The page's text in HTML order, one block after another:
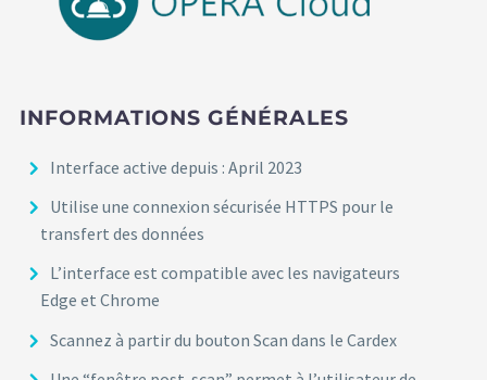
INFORMATIONS GÉNÉRALES
Interface active depuis : April 2023
Utilise une connexion sécurisée HTTPS pour le
transfert des données
L’interface est compatible avec les navigateurs
Edge et Chrome
Scannez à partir du bouton Scan dans le Cardex